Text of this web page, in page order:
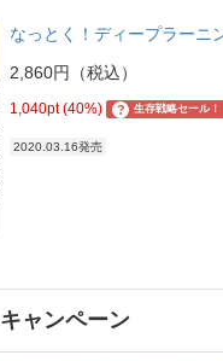
なっとく！ディープラーニ
2,860円（税込）
1,040pt (40%) ? 生存戦略セール！
2020.03.16発売
ャンペーン